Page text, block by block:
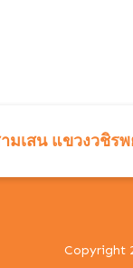
เสน แขวงวชิรพ
Copyright